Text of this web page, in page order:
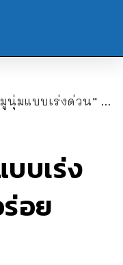
วน” ทำอะไรก็อร่อย​ เคล็ดลับง่าย ๆ
บเร่ง
อย​